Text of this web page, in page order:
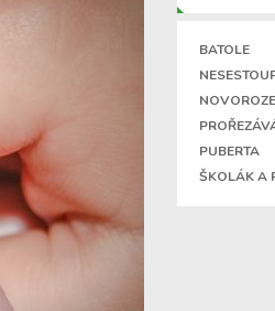
BATOLE
PUBERTA
ŠKOLÁK A